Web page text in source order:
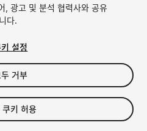
가하기
, 광고 및 분석 협력사와 공유
다.
설정
두 거부
쿠키 허용